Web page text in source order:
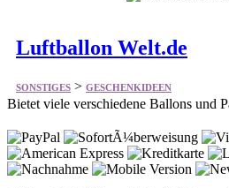
Luftballon Welt.de
SONSTIGES>GESCHENKIDEEN
Bietet viele verschiedene Ballons und